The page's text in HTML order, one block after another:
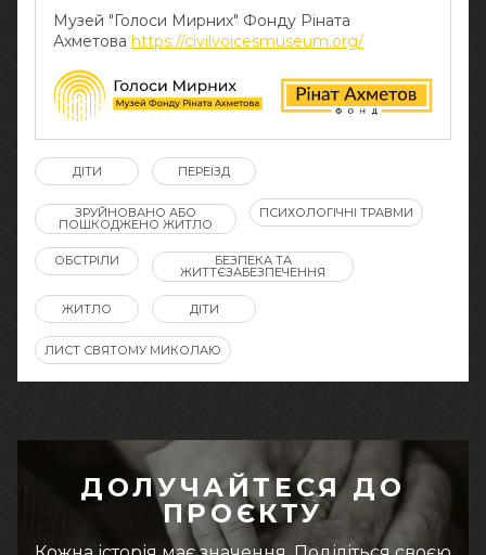
Музей "Голоси Мирних" Фонду Ріната
Ахметова https://civilvoicesmuseum.org/
ДІТИ ПЕРЕЇЗД
ЗРУЙНОВАНО АБО
ПОШКОДЖЕНО ЖИТЛО
ПСИХОЛОГІЧНІ ТРАВМИ
ОБСТРІЛИ БЕЗПЕКА ТА
ЖИТТЄЗАБЕЗПЕЧЕННЯ
ЖИТЛО ДІТИ
ЛИСТ СВЯТОМУ МИКОЛАЮ
ДОЛУЧАЙТЕСЯ ДО
ПРОЄКТУ